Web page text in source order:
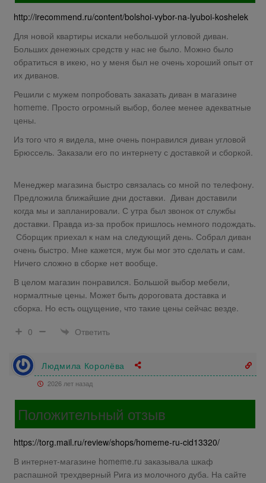
http://irecommend.ru/content/bolshoi-vybor-na-lyuboi-koshelek
Для новой квартиры искали небольшой угловой диван.
Больших денежных средств у нас не было. Можно было
обратиться в икею, но у меня был не очень хороший опыт от
их диванов.
Решили с мужем попробовать заказать диван в магазине
homeme. Просто огромный выбор, более менее адекватные
цены.
Из того что я видела, мне очень понравился диван угловой
Брюссель. Заказали его по интернету с доставкой и сборкой.
Менеджер магазина быстро связалась со мной по телефону.
Предложила ближайшие дни доставки. Диван доставили
когда мы и запланировали. С утра был звонок от службы
доставки. Правда из-за пробок пришлось немного подождать.
Сборщик приехал к нам на следующий день. Собрал диван
очень быстро. Мне кажется, муж бы мог это сделать и сам.
Ничего сложно в сборке нет вообще.
В целом магазин понравился. Большой выбор мебели,
нормалтные цены. Может быть дороговата доставка и
сборка. Но есть ощущение, что такие цены сейчас везде.
0
Ответить
Людмила Королёва
2026 лет назад
Положительный отзыв
https://torg.mail.ru/review/shops/homeme-ru-cid13320/
В интернет-магазине homeme.ru заказывала шкаф
распашной трехдверный Рига из молочного дуба. На сайте